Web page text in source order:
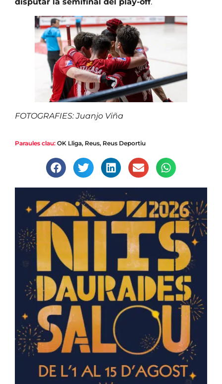
FOTOGRAFIES: Juanjo Viña
Paraules clau: OK Lliga, Reus, Reus Deportiu